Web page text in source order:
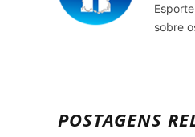
sobre
POSTAGENS